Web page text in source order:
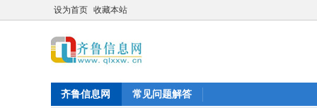
设为首页 收藏本站
齐鲁信息网 常见问题解答